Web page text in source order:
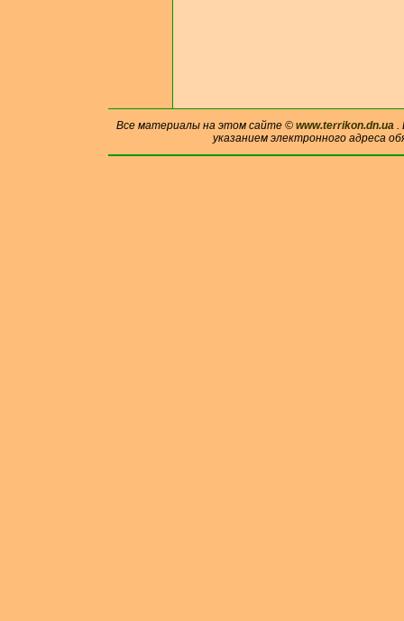
Все материалы на этом сайте © www.terrikon.dn.ua.
указанием электронного адреса